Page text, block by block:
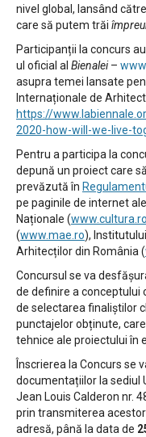
nivel global, lansând
care să putem trăi
Participanții la concurs
ul oficial al Bienalei–
asupra temei lansate
Internaționale de
https://
2020-how-will-we-live-
Pentru a participa la
depună un proiect care
prevăzută în
pe paginile de internet
Naționale (www.cultura.ro
(www.mae.ro),
Arhitecților din România (
Concursul se va
de definire a conceptului
de selectarea finaliștilor
punctajelor obținute,
tehnice ale proiectului în
Înscrierea la Concurs se
documentațiilor la sediul
Jean Louis Calderon nr.
prin transmiterea
adresă, până la data de